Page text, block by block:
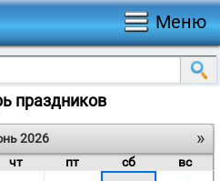
Меню
праздников
»
2026
чт пт сб
вс